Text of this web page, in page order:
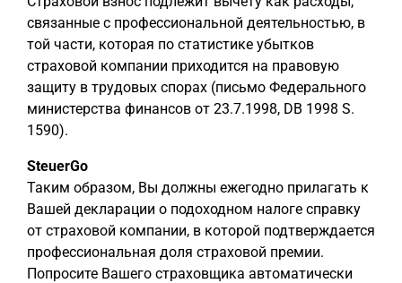
связанные с профессиональной деятельностью, в
той части, которая по статистике убытков
страховой компании приходится на правовую
защиту в трудовых спорах (письмо Федерального
министерства финансов от 23.7.1998, DB 1998 S.
1590).
SteuerGo
Таким образом, Вы должны ежегодно прилагать к
Вашей декларации о подоходном налоге справку
от страховой компании, в которой подтверждается
профессиональная доля страховой премии.
Попросите Вашего страховщика автоматически